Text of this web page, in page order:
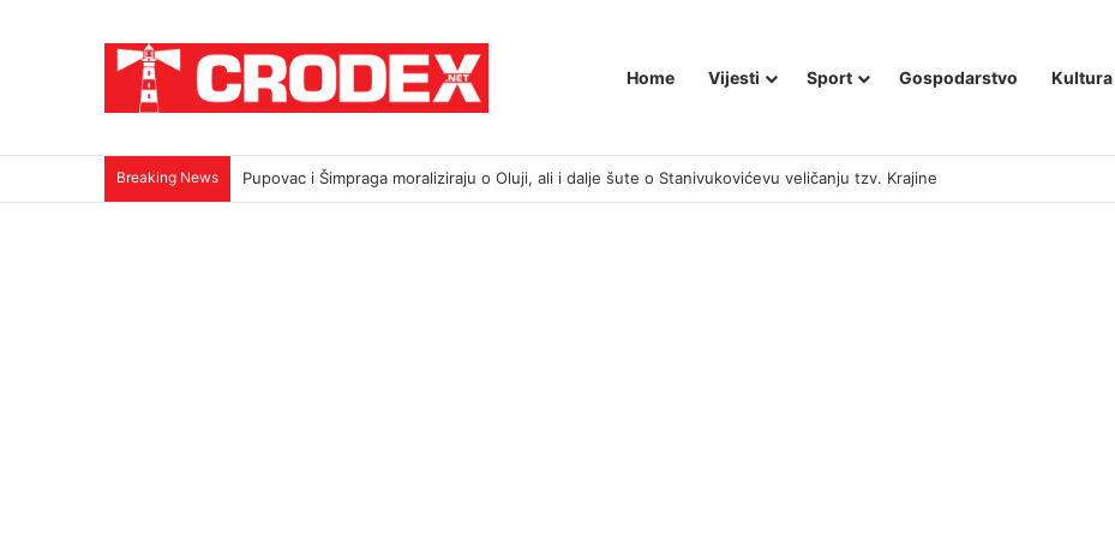
Home Vijesti Sport Gospodarstvo Kultura
Breaking News TRI DESETLJEĆA KRIKOVA OČAJNIKA